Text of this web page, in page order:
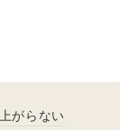
がらない